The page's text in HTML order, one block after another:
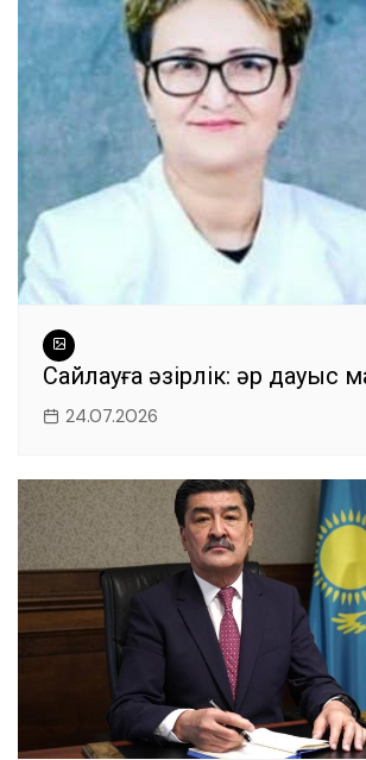
Сайлауға әзірлік: әр дауыс
24.07.2026